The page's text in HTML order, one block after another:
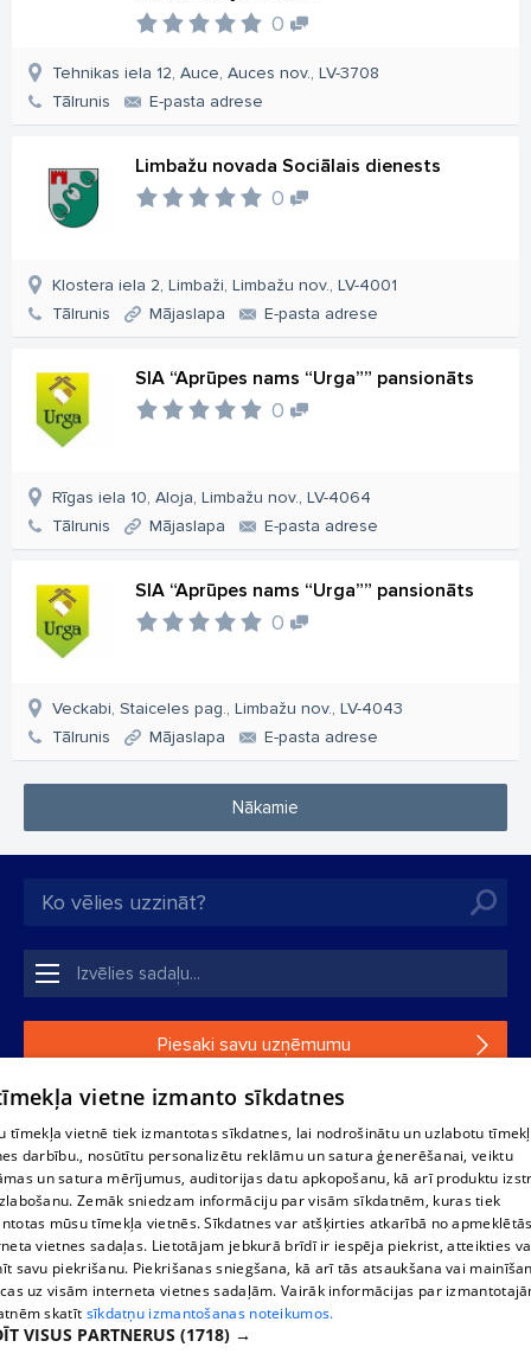
0
Tehnikas iela 12, Auce, Auces nov., LV-3708
Tālrunis
E-pasta adrese
Limbažu novada Sociālais dienests
0
Klostera iela 2, Limbaži, Limbažu nov., LV-4001
Tālrunis
Mājaslapa E-pasta adrese
SIA “Aprūpes nams “Urga”” pansionāts
0
Rīgas iela 10, Aloja, Limbažu nov., LV-4064
Tālrunis
Mājaslapa E-pasta adrese
SIA “Aprūpes nams “Urga”” pansionāts
0
Veckabi, Staiceles pag., Limbažu nov., LV-4043
Tālrunis
Mājaslapa E-pasta adrese
Nākamie
Piesaki savu uzņēmumu
Ja tavs uzņēmums nav mūsu datubāzē, aizpildi vienkāršu
1188 datu bāzes, tās daļas vai datu bāzē iekļautās informācijas,
vai informācijas daļas pavairošana vai izplatīšana jebkādā formā
stingri aizliegta. Tāpat arī ir aizliegta lejupielāde automātiskā
režīmā. Jebkura 1188 web lapā publicētā materiāla
pārpublicēšana ir kategoriski aizliegta bez 1188 web lapas
redakcijas atļaujas.
vietne izmanto sīkdatnes
tīmekļa vietnē tiek izmantotas sīkdatnes, lai nodrošinātu un uzlabotu
darbību., nosūtītu personalizētu reklāmu un satura ģenerēšanai, veiktu
un satura mērījumus, auditorijas datu apkopošanu, kā arī produktu
Zemāk sniedzam informāciju par visām sīkdatnēm, kuras tiek
mūsu tīmekļa vietnēs. Sīkdatnes var atšķirties atkarībā no
vietnes sadaļas. Lietotājam jebkurā brīdī ir iespēja piekrist, atteikties
savu piekrišanu. Piekrišanas sniegšana, kā arī tās atsaukšana vai
uz visām interneta vietnes sadaļām. Vairāk informācijas par
skatīt sīkdatņu izmantošanas noteikumos.
VISUS PARTNERUS (1718) →